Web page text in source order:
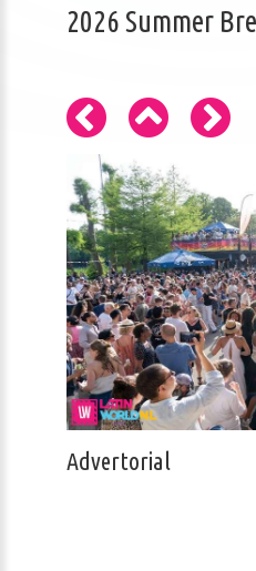
2026 Summer
Advertorial